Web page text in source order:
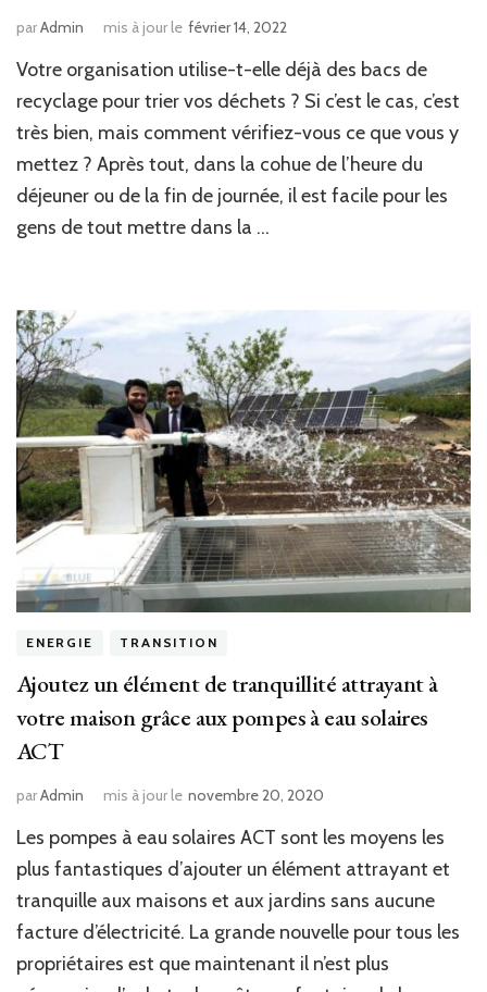
parAdmin mis à jour le février 14, 2022
Votre organisation utilise-t-elle déjà des bacs de
recyclage pour trier vos déchets ? Si c’est le cas, c’est
très bien, mais comment vérifiez-vous ce que vous y
mettez ? Après tout, dans la cohue de l’heure du
déjeuner ou de la fin de journée, il est facile pour les
gens de tout mettre dans la …
ENERGIE TRANSITION
Ajoutez un élément de tranquillité attrayant à
votre maison grâce aux pompes à eau solaires
ACT
parAdmin mis à jour le novembre 20, 2020
Les pompes à eau solaires ACT sont les moyens les
plus fantastiques d’ajouter un élément attrayant et
tranquille aux maisons et aux jardins sans aucune
facture d’électricité. La grande nouvelle pour tous les
propriétaires est que maintenant il n’est plus